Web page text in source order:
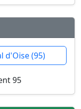
d'Oise (95)